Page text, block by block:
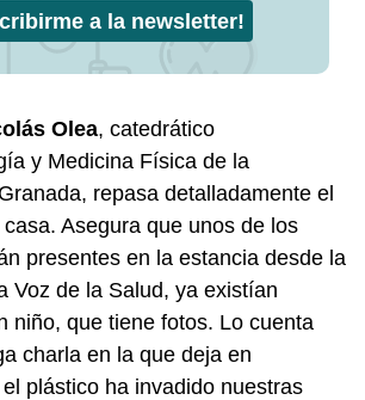
a la newsletter!
Olea, catedrático
y Medicina Física de la
repasa detalladamente el
Asegura que unos de los
presentes en la estancia desde la
Voz de la Salud, ya existían
niño, que tiene fotos. Lo cuenta
charla en la que deja en
plástico ha invadido nuestras